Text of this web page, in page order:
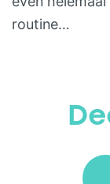
routine…